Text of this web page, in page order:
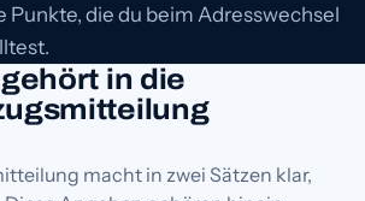
Punkte, die du beim Adresswechsel
in die
macht in zwei Sätzen klar,